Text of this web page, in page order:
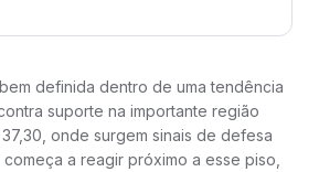
definida dentro de uma tendência
suporte na importante região
onde surgem sinais de defesa
a reagir próximo a esse piso,